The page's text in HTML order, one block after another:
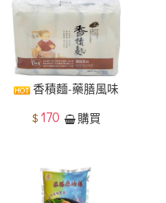
香積麵-藥膳風味
$ 170 購買